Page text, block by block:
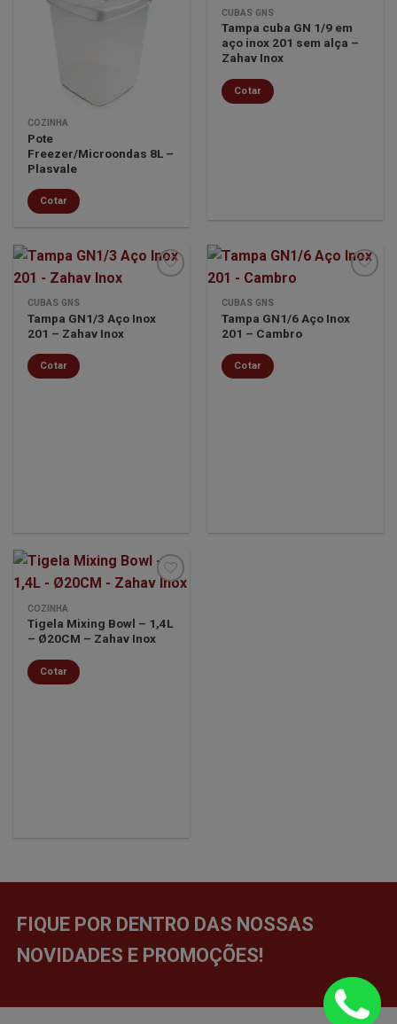
COZINHA
Pote
Freezer/Microondas 8L –
Plasvale
Cotar
lista de
desejos
CUBAS GNS
Tampa cuba GN 1/9 em
aço inox 201 sem alça –
Zahav Inox
Cotar
Minha
CUBAS GNS
Tampa GN1/3 Aço Inox
201 – Zahav Inox
Cotar
Minha
CUBAS GNS
Tampa GN1/6 Aço Inox
201 – Cambro
Cotar
Minha
lista de
COZINHA
Tigela Mixing Bowl – 1,4L
– Ø20CM – Zahav Inox
Cotar
FIQUE POR DENTRO DAS NOSSAS
NOVIDADES E PROMOÇÕES!